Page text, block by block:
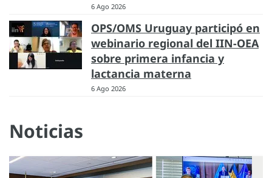
6 Ago 2026
OPS/OMS Uruguay participó en
webinario regional del IIN-OEA
sobre primera infancia y
lactancia materna
6 Ago 2026
Noticias